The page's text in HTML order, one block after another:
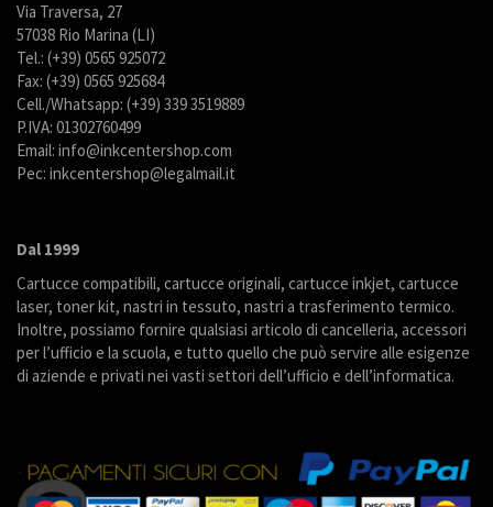
Via Traversa, 27
57038 Rio Marina (LI)
Tel.: (+39) 0565 925072
Fax: (+39) 0565 925684
Cell./Whatsapp: (+39) 339 3519889
P.IVA: 01302760499
Email: info@inkcentershop.com
Pec: inkcentershop@legalmail.it
Dal 1999
Cartucce compatibili, cartucce originali, cartucce inkjet, cartucce
laser, toner kit, nastri in tessuto, nastri a trasferimento termico.
Inoltre, possiamo fornire qualsiasi articolo di cancelleria, accessori
per l’ufficio e la scuola, e tutto quello che può servire alle esigenze
di aziende e privati nei vasti settori dell’ufficio e dell’informatica.